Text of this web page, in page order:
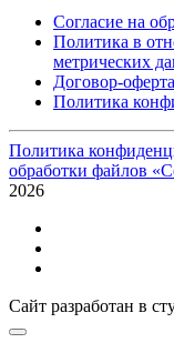
Согласие на
Политика в
метрических
Договор-оферта
Политика
Политика
обработки файлов
2026
Сайт разработан в